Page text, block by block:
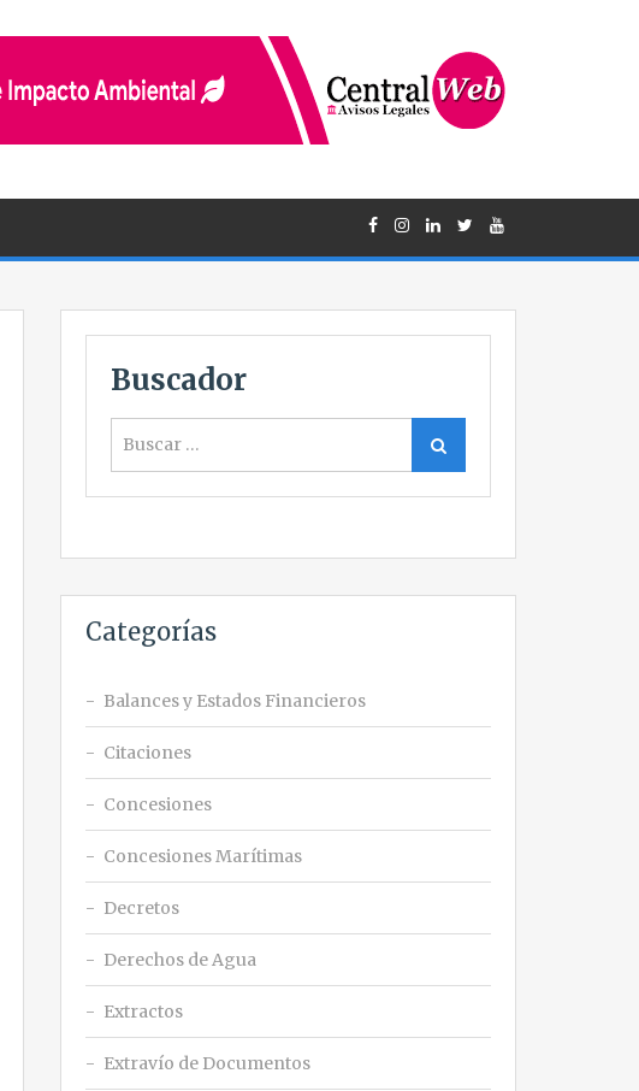
Buscador
Buscar
Categorías
Balances y Estados Financieros
Citaciones
Concesiones
Concesiones Marítimas
Decretos
Derechos de Agua
Extractos
Extravío de Documentos